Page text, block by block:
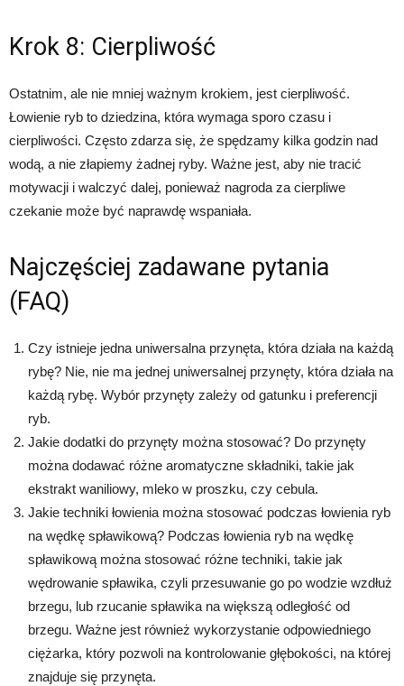
Krok 8: Cierpliwość
Ostatnim, ale nie mniej ważnym krokiem, jest cierpliwość.
Łowienie ryb to dziedzina, która wymaga sporo czasu i
cierpliwości. Często zdarza się, że spędzamy kilka godzin nad
wodą, a nie złapiemy żadnej ryby. Ważne jest, aby nie tracić
motywacji i walczyć dalej, ponieważ nagroda za cierpliwe
czekanie może być naprawdę wspaniała.
Najczęściej zadawane pytania
(FAQ)
Czy istnieje jedna uniwersalna przynęta, która działa na każdą
rybę? Nie, nie ma jednej uniwersalnej przynęty, która działa na
każdą rybę. Wybór przynęty zależy od gatunku i preferencji
ryb.
Jakie dodatki do przynęty można stosować? Do przynęty
można dodawać różne aromatyczne składniki, takie jak
ekstrakt waniliowy, mleko w proszku, czy cebula.
Jakie techniki łowienia można stosować podczas łowienia ryb
na wędkę spławikową? Podczas łowienia ryb na wędkę
spławikową można stosować różne techniki, takie jak
wędrowanie spławika, czyli przesuwanie go po wodzie wzdłuż
brzegu, lub rzucanie spławika na większą odległość od
brzegu. Ważne jest również wykorzystanie odpowiedniego
ciężarka, który pozwoli na kontrolowanie głębokości, na której
znajduje się przynęta.